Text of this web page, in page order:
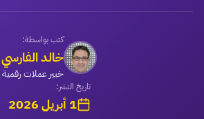
كتب بواسطة:
خالد الفارسي
خبير عملات رقمية
تاريخ النشر:
1 أبريل 2026